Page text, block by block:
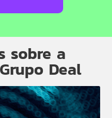
sobre a
Deal